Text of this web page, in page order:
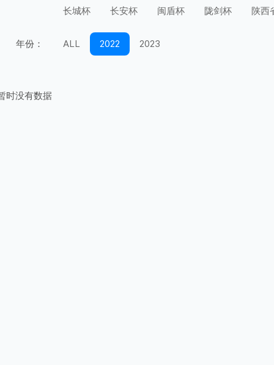
长城杯
长安杯 闽盾杯 陇剑杯 陕西
年份： ALL 2022 2023
时没有数据